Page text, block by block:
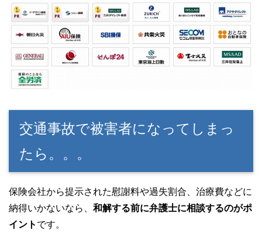
交通事故で被害者になってしまっ
たら。。。
保険会社から提示された慰謝料や過失割合、治療費などに
納得いかないなら、 和解する前に弁護士に相談するのがポ
イント です。